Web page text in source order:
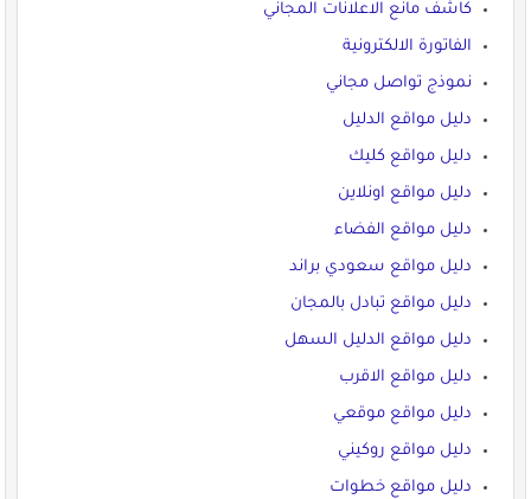
كاشف مانع الاعلانات المجاني
الفاتورة الالكترونية
نموذج تواصل مجاني
دليل مواقع الدليل
دليل مواقع كليك
دليل مواقع اونلاين
دليل مواقع الفضاء
دليل مواقع سعودي براند
دليل مواقع تبادل بالمجان
دليل مواقع الدليل السهل
دليل مواقع الاقرب
دليل مواقع موقعي
دليل مواقع روكيني
دليل مواقع خطوات